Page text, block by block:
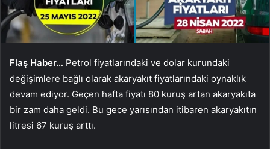
Flaş Haber… Petrol fiyatlarındaki ve dolar kurundaki
değişimlere bağlı olarak akaryakıt fiyatlarındaki oynaklık
devam ediyor. Geçen hafta fiyatı 80 kuruş artan akaryakıta
bir zam daha geldi. Bu gece yarısından itibaren akaryakıtın
litresi 67 kuruş arttı.